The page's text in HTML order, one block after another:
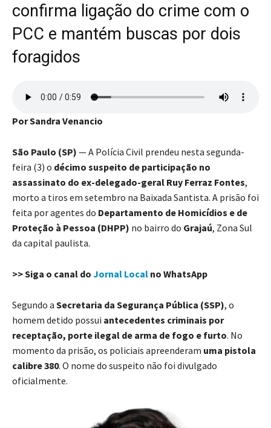
confirma ligação do crime com o
PCC e mantém buscas por dois
foragidos
Por Sandra Venancio
São Paulo (SP) — A Polícia Civil prendeu nesta segunda-
feira (3) o décimo suspeito de participação no
assassinato do ex-delegado-geral Ruy Ferraz Fontes,
morto a tiros em setembro na Baixada Santista. A prisão foi
feita por agentes do Departamento de Homicídios e de
Proteção à Pessoa (DHPP) no bairro do Grajaú, Zona Sul
da capital paulista.
>> Siga o canal do Jornal Local no WhatsApp
Segundo a Secretaria da Segurança Pública (SSP), o
homem detido possui antecedentes criminais por
receptação, porte ilegal de arma de fogo e furto. No
momento da prisão, os policiais apreenderam uma pistola
calibre 380. O nome do suspeito não foi divulgado
oficialmente.